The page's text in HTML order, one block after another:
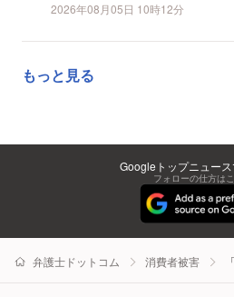
2026年08月05日 10時12分
もっと見る
Googleトップニュー
フォローの仕方は
弁護士ドットコム 消費者被害